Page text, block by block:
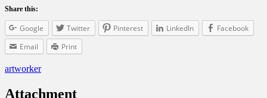
Share this:
Google Twitter Pinterest LinkedIn
Facebook
Email
Print
artworker
Attachment